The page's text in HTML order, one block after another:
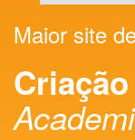
Maior site